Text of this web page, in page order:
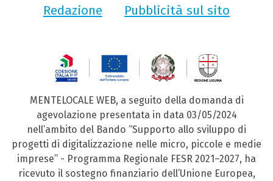
Redazione
Pubblicità sul sito
MENTELOCALE WEB, a seguito della domanda di
agevolazione presentata in data 03/05/2024
nell’ambito del Bando “Supporto allo sviluppo di
progetti di digitalizzazione nelle micro, piccole e medie
imprese” - Programma Regionale FESR 2021–2027, ha
ricevuto il sostegno finanziario dell’Unione Europea,